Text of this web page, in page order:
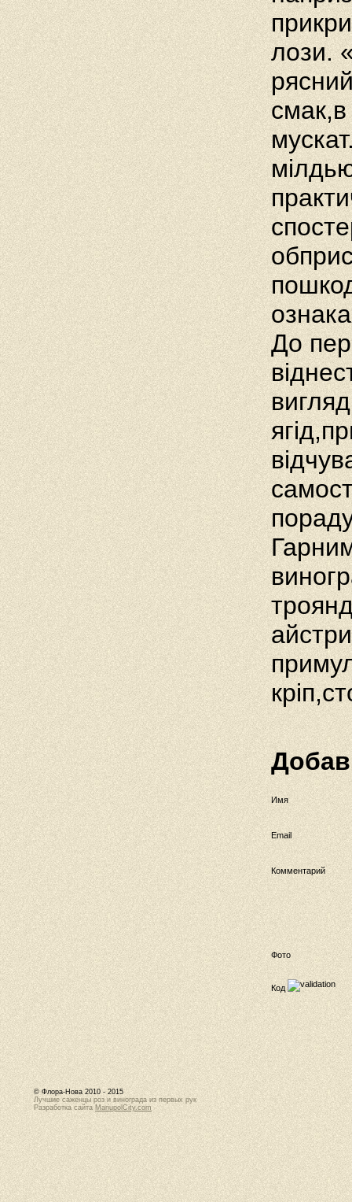
лози.
смак,в
До
Имя
Email
Комментарий
Фото
Код
© Флора-Нова 2010 - 2015
Лучшие саженцы роз и винограда из первых рук
Разработка сайта MariupolCity.com